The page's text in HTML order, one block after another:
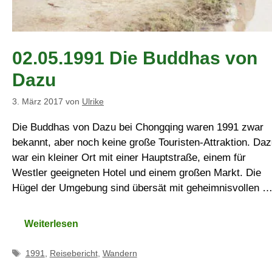
02.05.1991 Die Buddhas von
Dazu
3. März 2017 von Ulrike
Die Buddhas von Dazu bei Chongqing waren 1991 zwar
bekannt, aber noch keine große Touristen-Attraktion.
war ein kleiner Ort mit einer Hauptstraße, einem für
Westler geeigneten Hotel und einem großen Markt. Die
Hügel der Umgebung sind übersät mit geheimnisvollen …
Weiterlesen
Schlagwörter
1991 Reisebericht, Wandern